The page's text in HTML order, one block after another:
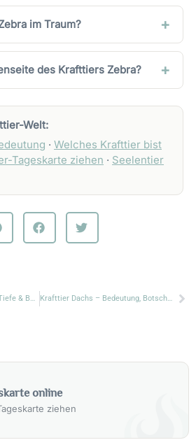
im Traum?
des Krafttiers Zebra?
Welt:
· Welches Krafttier bist
Tageskarte ziehen · Seelentier
Krafttier Wal – Bedeutung, Tiefe & Botschaft Krafttier Dachs – Bedeutung, Botschaft & Symbolik
online
ziehen